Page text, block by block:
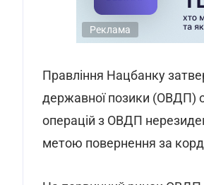
Реклама
Правління Нацбанку
державної позики (ОВДП)
операцій з ОВДП
метою повернення за